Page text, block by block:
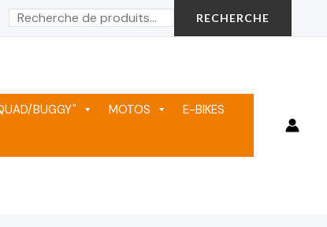
Rechercher RECHERCHE
BUGGY" MOTOS
E-BIKES